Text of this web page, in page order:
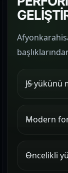
JS yükünü
Modern
Öncelikli